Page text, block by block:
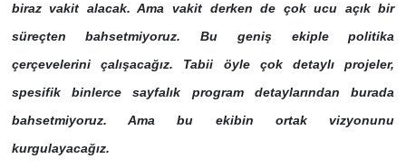
biraz vakit alacak. Ama vakit derken de çok ucu açık bir
süreçten bahsetmiyoruz. Bu geniş ekiple politika
çerçevelerini çalışacağız. Tabii öyle çok detaylı projeler,
spesifik binlerce sayfalık program detaylarından burada
bahsetmiyoruz. Ama bu ekibin ortak vizyonunu
kurgulayacağız.